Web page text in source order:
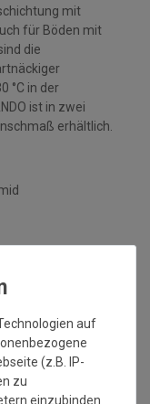
mit
für Böden mit
die
°C in der
ist in zwei
erhältlich.
auf
(z.B. IP-
zu
einzubinden